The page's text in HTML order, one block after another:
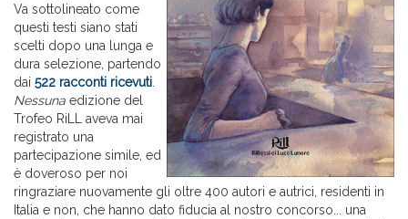
Va sottolineato come
questi testi siano stati
scelti dopo una lunga e
dura selezione, partendo
dai 522 racconti ricevuti
Nessuna edizione del
Trofeo RiLL aveva mai
registrato una
partecipazione simile, ed
è doveroso per noi
ringraziare nuovamente gli oltre 400 autori e autrici, residenti in
Italia e non, che hanno dato fiducia al nostro concorso... una